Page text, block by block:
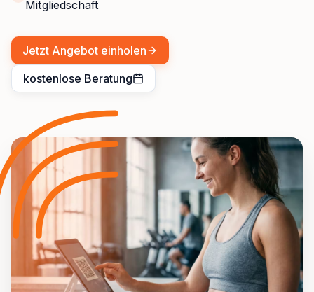
Mitgliedschaft
Jetzt Angebot einholen
kostenlose Beratung